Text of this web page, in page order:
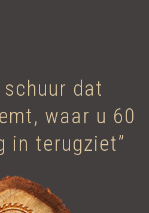
dat
waar u 60
in terugziet”